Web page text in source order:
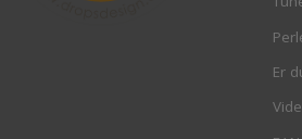
Er